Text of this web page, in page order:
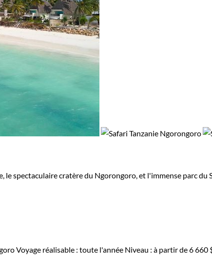
spectaculaire cratère du Ngorongoro, et l'immense parc
Voyage réalisable : toute l'année Niveau : à partir de6 660